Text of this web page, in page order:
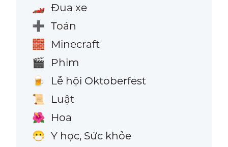
🏎️ Đua xe
➕ Toán
🧱 Minecraft
🎬 Phim
🍺 Lễ hội Oktoberfest
📜 Luật
🌺 Hoa
😷 Y học, Sức khỏe